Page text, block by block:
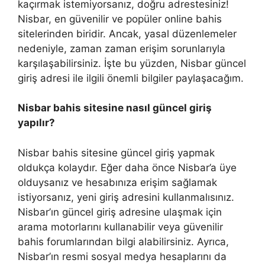
kaçırmak istemiyorsanız, doğru adrestesiniz!
Nisbar, en güvenilir ve popüler online bahis
sitelerinden biridir. Ancak, yasal düzenlemeler
nedeniyle, zaman zaman erişim sorunlarıyla
karşılaşabilirsiniz. İşte bu yüzden, Nisbar güncel
giriş adresi ile ilgili önemli bilgiler paylaşacağım.
Nisbar bahis sitesine nasıl güncel giriş
yapılır?
Nisbar bahis sitesine güncel giriş yapmak
oldukça kolaydır. Eğer daha önce Nisbar’a üye
olduysanız ve hesabınıza erişim sağlamak
istiyorsanız, yeni giriş adresini kullanmalısınız.
Nisbar’ın güncel giriş adresine ulaşmak için
arama motorlarını kullanabilir veya güvenilir
bahis forumlarından bilgi alabilirsiniz. Ayrıca,
Nisbar’ın resmi sosyal medya hesaplarını da